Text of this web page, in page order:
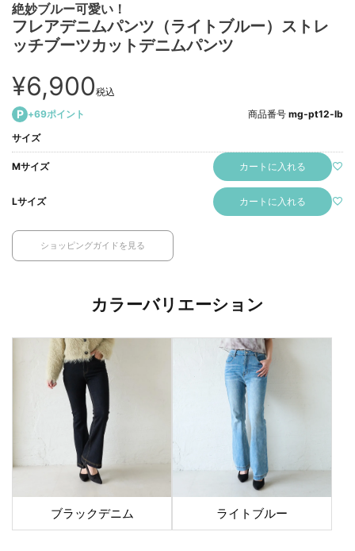
絶妙ブルー可愛い！
フレアデニムパンツ（ライトブルー）ストレ
ッチブーツカットデニムパンツ
¥6,900税込
+69ポイント 商品番号 mg-pt12-lb
サイズ
Mサイズ カートに入れる
Lサイズ カートに入れる
ショッピングガイドを見る
カラーバリエーション
ブラックデニム ライトブルー